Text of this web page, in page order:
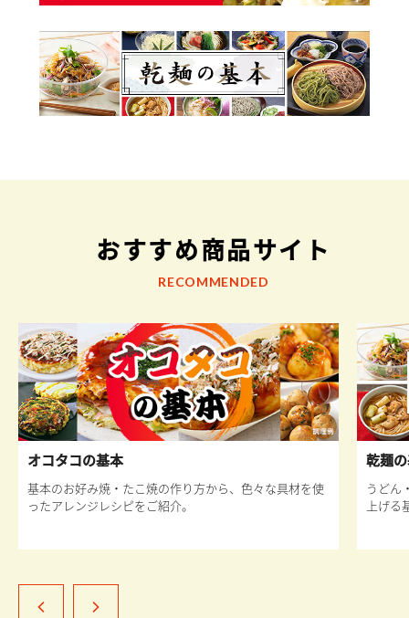
おすすめ商品サイト
RECOMMENDED
オコタコの基本
基本のお好み焼・たこ焼の作り方から、色々な具材を使
ったアレンジレシピをご紹介。
乾麺
うどん
上げ